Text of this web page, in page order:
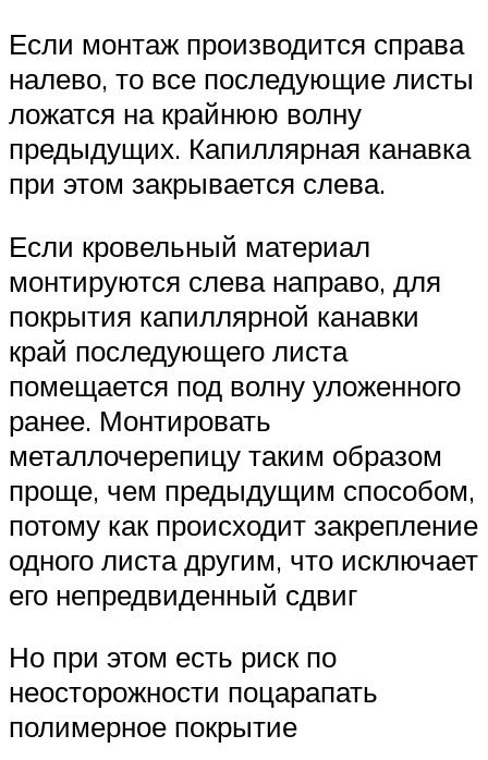
Если монтаж производится справа
налево, то все последующие листы
ложатся на крайнюю волну
предыдущих. Капиллярная канавка
при этом закрывается слева.
Если кровельный материал
монтируются слева направо, для
покрытия капиллярной канавки
край последующего листа
помещается под волну уложенного
ранее. Монтировать
металлочерепицу таким образом
проще, чем предыдущим способом,
потому как происходит закрепление
одного листа другим, что исключает
его непредвиденный сдвиг
Но при этом есть риск по
неосторожности поцарапать
полимерное покрытие